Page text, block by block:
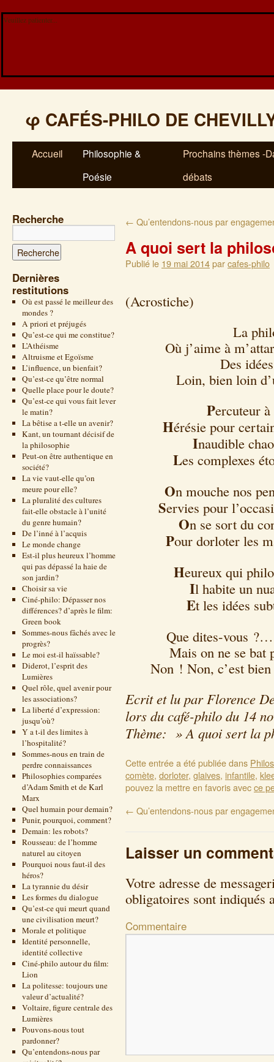
Veuillez patienter...
φ CAFÉS-PHILO DE
Accueil
Philosophie &
Poésie
Prochains thèmes -
débats
Recherche
Dernières
restitutions
Où est passé le meilleur des
mondes ?
A priori et préjugés
Qu’est-ce qui me constitue?
L’Athéisme
Altruisme et Egoïsme
L’influence, un bienfait?
Qu’est-ce qu’être normal
Quelle place pour le doute?
Qu’est-ce qui vous fait lever
le matin?
La bêtise a t-elle un avenir?
Kant, un tournant décisif de
la philosophie
Peut-on être authentique en
société?
La vie vaut-elle qu’on
meure pour elle?
La pluralité des cultures
fait-elle obstacle à l’unité
du genre humain?
De l’inné à l’acquis
Le monde change
Est-il plus heureux l’homme
qui pas dépassé la haie de
son jardin?
Choisir sa vie
Ciné-philo: Dépasser nos
différences? d’après le film:
Green book
Sommes-nous fâchés avec le
progrès?
Le moi est-il haïssable?
Diderot, l’esprit des
Lumières
Quel rôle, quel avenir pour
les associations?
La liberté d’expression:
jusqu’où?
Y a t-il des limites à
l’hospitalité?
Sommes-nous en train de
perdre connaissances
Philosophies comparées
d’Adam Smith et de Karl
Marx
Quel humain pour demain?
Punir, pourquoi, comment?
Demain: les robots?
Rousseau: de l’homme
naturel au citoyen
Pourquoi nous faut-il des
héros?
La tyrannie du désir
Les formes du dialogue
Qu’est-ce qui meurt quand
une civilisation meurt?
Morale et politique
Identité personnelle,
identité collective
Ciné-philo autour du film:
Lion
La politesse: toujours une
valeur d’actualité?
Voltaire, figure centrale des
Lumières
Pouvons-nous tout
pardonner?
Qu’entendons-nous par
← Qu’entendons-nous par
A quoi sert la
Publié le 19 mai 2014parcafes-philo
(Acrostiche)
La
Où j’aime à
Des
Loin, bien loin
Percuteur
Hérésie pour
Inaudible
Les complexes
On mouche nos
Servies pour
On se sort du
Pour dorloter les
Heureux qui
Il habite un
Et les idées
Que dites-vous
Mais on ne se bat
Non ! Non, c’est
Ecrit et lu par Florence
lors du café-philo du 14
Thème: » A quoi sert la
Cette entrée a été publiée dans
comète, dorloter, glaives, infantile,
pouvez la mettre en favoris avecce
← Qu’entendons-nous par
Laisser un
Votre adresse de
obligatoires sont indiqués
Commentaire